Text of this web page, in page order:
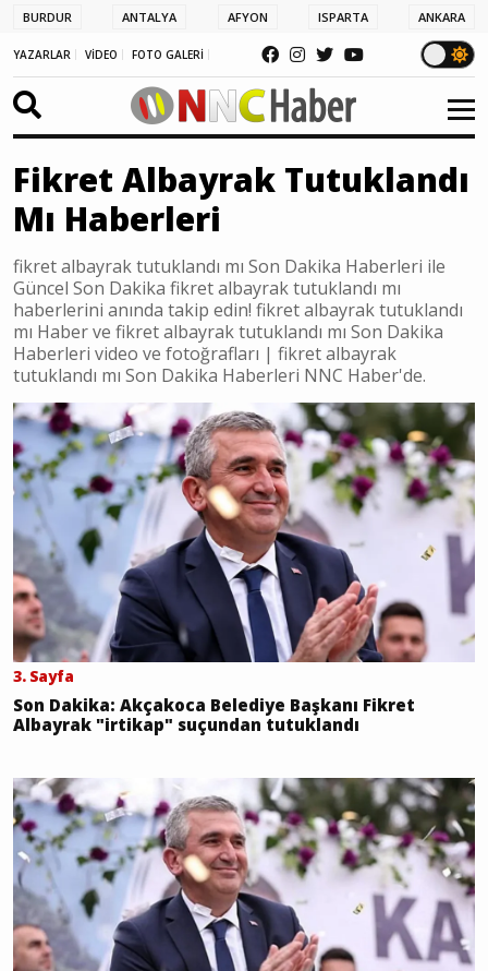
BURDUR ANTALYA AFYON ISPARTA ANKARA
YAZARLAR VİDEO FOTO GALERİ
Fikret Albayrak Tutuklandı
Mı Haberleri
fikret albayrak tutuklandı mı Son Dakika Haberleri ile
Güncel Son Dakika fikret albayrak tutuklandı mı
haberlerini anında takip edin! fikret albayrak tutuklandı
mı Haber ve fikret albayrak tutuklandı mı Son Dakika
Haberleri video ve fotoğrafları | fikret albayrak
tutuklandı mı Son Dakika Haberleri NNC Haber'de.
3. Sayfa
Son Dakika: Akçakoca Belediye Başkanı Fikret
Albayrak "irtikap" suçundan tutuklandı